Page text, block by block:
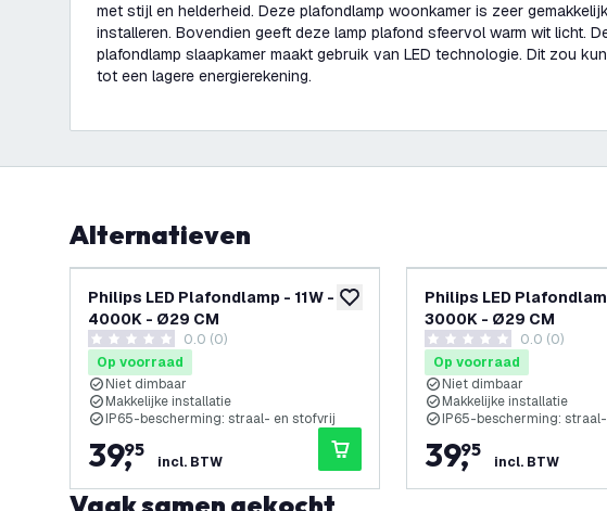
met stijl en helderheid. Deze plafondlamp woonkamer is zeer
installeren. Bovendien geeft deze lamp plafond sfeervol warm wit licht.
plafondlamp slaapkamer maakt gebruik van LED technologie. Dit zou
tot een lagere energierekening.
Alternatieven
toevoegen aan verlanglijst
Philips LED Plafondlamp - 11W -
4000K - Ø29 CM
0 score sterren0.0 (0)
Op voorraad
Niet dimbaar
Makkelijke installatie
IP65-bescherming: straal- en stofvrij
39,
95
incl. BTW
Philips LED
3000K - Ø29 CM
0 score sterren0.0 (0)
Op voorraad
Niet dimbaar
Makkelijke installatie
IP65-bescherming:
39,
95
incl. BTW
Vaak samen gekocht